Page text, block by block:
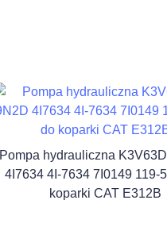
Pompa hydrauliczna
4I7634 4I-7634 7I0149 119-
koparki CAT E312B